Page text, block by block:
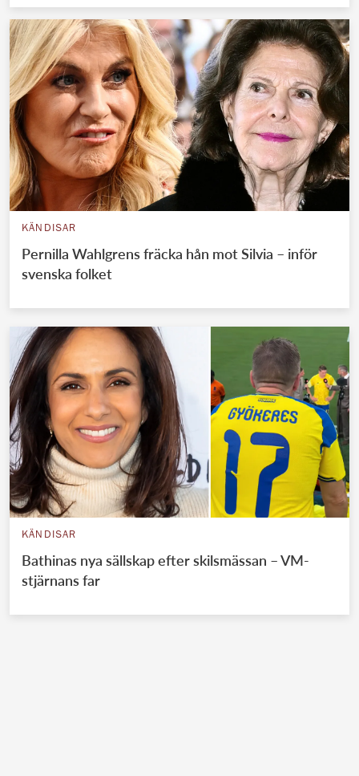
KÄNDISAR
Pernilla Wahlgrens fräcka hån mot Silvia – inför
svenska folket
KÄNDISAR
Bathinas nya sällskap efter skilsmässan – VM-
stjärnans far